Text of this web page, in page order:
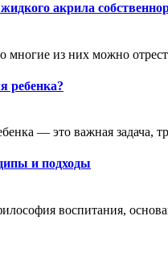
акрила
многие из них можно
ребенка?
— это важная задача,
и подходы
воспитания,